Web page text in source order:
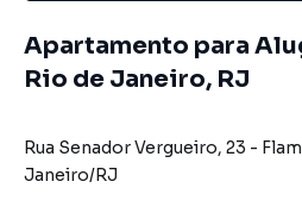
Apartamento para
Rio de Janeiro, RJ
Rua Senador Vergueiro, 23 -
Janeiro/RJ